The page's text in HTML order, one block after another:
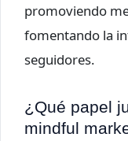
promoviendo
fomentando la
seguidores.
¿Qué papel
mindful